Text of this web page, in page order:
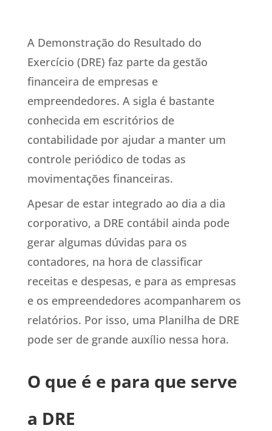
A Demonstração do Resultado do
Exercício (DRE) faz parte da gestão
financeira de empresas e
empreendedores. A sigla é bastante
conhecida em escritórios de
contabilidade por ajudar a manter um
controle periódico de todas as
movimentações financeiras.
Apesar de estar integrado ao dia a dia
corporativo, a DRE contábil ainda pode
gerar algumas dúvidas para os
contadores, na hora de classificar
receitas e despesas, e para as empresas
e os empreendedores acompanharem os
relatórios. Por isso, uma Planilha de DRE
pode ser de grande auxílio nessa hora.
O que é e para que serve
a DRE